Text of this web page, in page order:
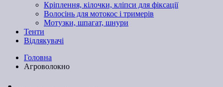
Кріплення, кілочки, кліпси для фіксації
Волосінь для мотокос і тримерів
Мотузки, шпагат, шнури
Тенти
Відлякувачі
Головна
Агроволокно